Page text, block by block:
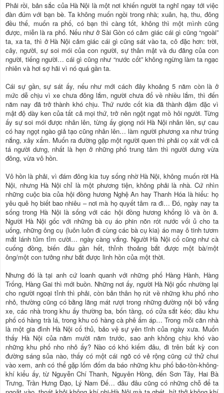
Phải rồi, bản sắc của Hà Nội là một nơi khiến người ta nghĩ ngay tới việc
đàn đúm với bạn bè. Ta không muốn ngồi trong nhà; xuân, hạ, thu, đông
đều thế, muốn ra phố, có bạn thì càng tốt, không thì một mình cũng
được, miễn là ra phố. Nếu như ở Sài Gòn có cảm giác cái gì cũng “ngoài”
ta, xa ta, thì ở Hà Nội cảm giác cái gì cũng sát vào ta, cô đặc hơn: trời,
cây, người, sự soi mói của con người, sự thân mật và du đãng của con
người, tiếng người… cái gì cũng như “nước cốt” không ngừng làm ta ngạc
nhiên và hơi sợ hãi vì nó quá gần ta.
Cái sự gần, sự sát ấy, nếu như mới cách đây khoảng 5 năm còn là ở
mức dễ chịu vì xe chưa đông lắm, người chưa đổ về nhiều lắm, thì đến
năm nay đã trở thành khó chịu. Thứ nước cốt kia đã thành đậm đặc vì
mật độ dày ken của tất cả mọi thứ, trở nên ngột ngạt mồ hôi người. Từng
ấy sự soi mói được nhân lên, từng ấy giọng nói Hà Nội nhân lên, sự cau
có hay ngọt ngào giả tạo cũng nhân lên… làm người phương xa như trúng
nắng, xây xẩm. Muốn ra đường gặp một người quen thì phải cọ xát với cả
tá người dưng, nhất là hẹn ở những phố trung tâm thì người dưng vừa
đông, vừa vô hồn.
Vô hồn là phải, vì đám đông kia tuy sống nhờ Hà Nội, không muốn rời Hà
Nội, nhưng Hà Nội chỉ là một phương tiện, không phải là nhà. Cứ nhìn
những cuộc bia của hội đồng hương Nghệ An hay Thanh Hóa là hiểu: họ
yêu quê họ biết bao nhiêu – nơi mà họ quyết tâm ra đi… Đó, ngày nay ta
sống trong Hà Nội là sống với các hội đồng hương khổng lồ và ồn ã.
Người Hà Nội gốc với những bà cụ áo phin nõn rót nước vối ủ cho ta
uống, những ông cụ (luôn luôn đi cùng các bà cụ kia) áo may ô tinh tươm
mắt lánh tủm tỉm cười… ngày càng vắng. Người Hà Nội cổ cũng như cà
cuống đồng, biến đâu gần hết, thỉnh thoảng bắt được một bà/một
ông/một con tưởng như bắt được linh hồn của một thời.
Nhưng đó là tại anh cứ loanh quanh với những phố Hàng Hành, Hàng
Trống, Hàng Gai thì mới buồn. Những nơi ấy, người Hà Nội gốc nhường lại
cho người ngoại tỉnh thì phải, còn bản thân họ rút về những khu phố nho
nhỏ, thường cũng có bằng lăng mát rượi trong những đường nội bộ vắng
xe, các nhà trong khu ấy thường ba, bốn tầng, có cửa sắt kéo; đầu khu
phố có hàng trà lá, trong khu có hàng cà phê ấm áp… Trong mỗi căn nhà
là một gia đình Hà Nội cố thủ, bảo vệ sự yên tĩnh của ngày xưa. Muốn
thấy Hà Nội của năm mười năm trước, sao anh không chịu khó vào
những khu phố nho nhỏ ấy? Nào có khó kiếm đâu, đi trên bất kỳ con
đường sáng sủa nào, thấy có một cái ngõ có vẻ rộng cũng cứ thử chui
vào xem, anh có thể gặp lốm đốm da báo những khu phố bảo-tồn-không-
khí kiểu ấy, từ Nguyễn Chí Thanh, Nguyên Hồng, đến Sơn Tây, Hai Bà
Trưng, Trần Hưng Đạo, Lý Nam Đế… đâu đâu cũng có những chỗ để ta